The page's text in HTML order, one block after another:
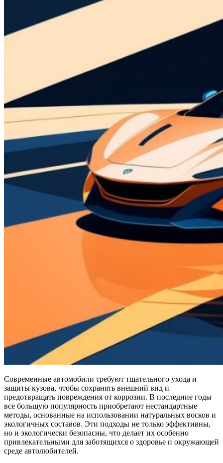
Современные автомобили требуют тщательного ухода и
защиты кузова, чтобы сохранять внешний вид и
предотвращать повреждения от коррозии. В последние годы
все большую популярность приобретают нестандартные
методы, основанные на использовании натуральных восков и
экологичных составов. Эти подходы не только эффективны,
но и экологически безопасны, что делает их особенно
привлекательными для заботящихся о здоровье и окружающей
среде автолюбителей.